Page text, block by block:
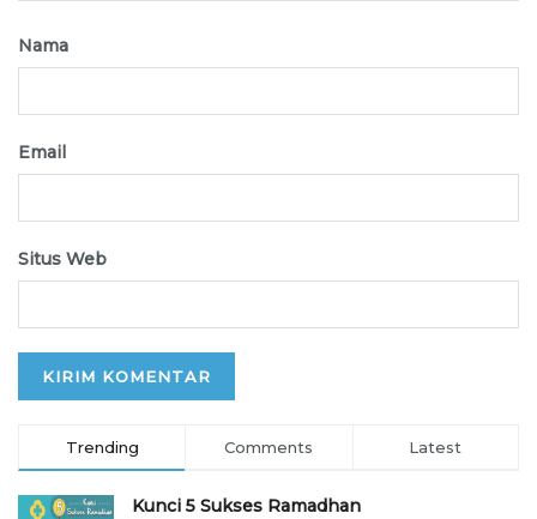
Nama
Email
Situs Web
Trending Comments Latest
Kunci 5 Sukses Ramadhan